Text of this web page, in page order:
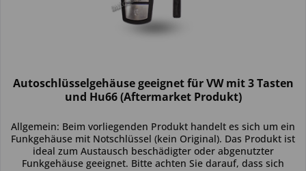
Autoschlüsselgehäuse geeignet für VW mit 3 Tasten
und Hu66 (Aftermarket Produkt)
Allgemein: Beim vorliegenden Produkt handelt es sich um ein
Funkgehäuse mit Notschlüssel (kein Original). Das Produkt ist
ideal zum Austausch beschädigter oder abgenutzter
Funkgehäuse geeignet. Bitte achten Sie darauf, dass sich